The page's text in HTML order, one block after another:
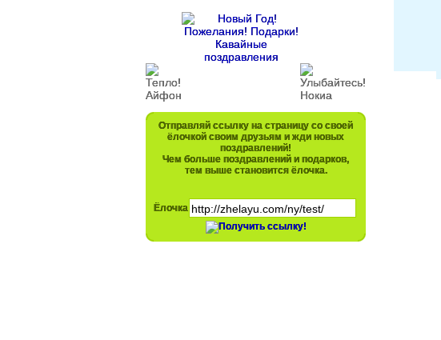
Отправляй ссылку на страницу со своей
ёлочкой своим друзьям и жди новых
поздравлений!
Чем больше поздравлений и подарков,
тем выше становится ёлочка.
Ёлочка